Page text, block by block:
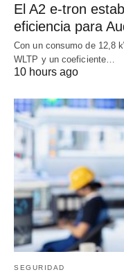
El A2 e-tron
eficiencia para
Con un consumo de 12,8
WLTP y un coeficiente…
10 hours ago
SEGURIDAD